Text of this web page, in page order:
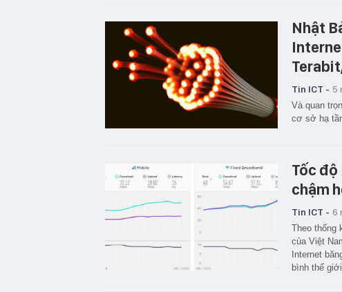
Nhật
Tin ICT - 5
Và quan
cơ sở hạ
Tốc
chậm
Tin ICT - 6
Theo thống
của Việt
Internet
bình thế